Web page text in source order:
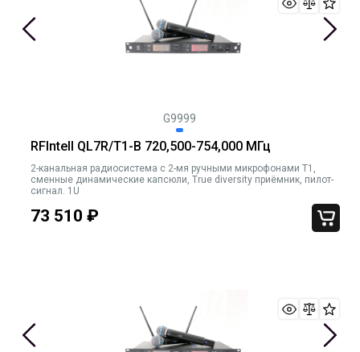
G9999
RFIntell QL7R/T1-B 720,500-754,000 МГц
2-канальная радиосистема с 2-мя ручными микрофонами T1,
сменные динамические капсюли, True diversity приёмник, пилот-
сигнал. 1U
73 510 ₽